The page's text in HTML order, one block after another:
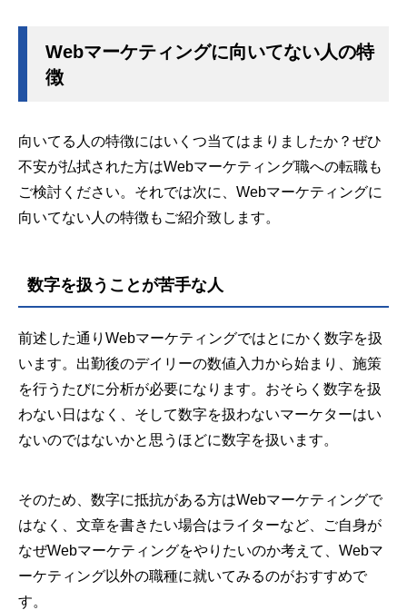
Webマーケティングに向いてない人の特
徴
向いてる人の特徴にはいくつ当てはまりましたか？ぜひ
不安が払拭された方はWebマーケティング職への転職も
ご検討ください。それでは次に、Webマーケティングに
向いてない人の特徴もご紹介致します。
数字を扱うことが苦手な人
前述した通りWebマーケティングではとにかく数字を扱
います。出勤後のデイリーの数値入力から始まり、施策
を行うたびに分析が必要になります。おそらく数字を扱
わない日はなく、そして数字を扱わないマーケターはい
ないのではないかと思うほどに数字を扱います。
そのため、数字に抵抗がある方はWebマーケティングで
はなく、文章を書きたい場合はライターなど、ご自身が
なぜWebマーケティングをやりたいのか考えて、Webマ
ーケティング以外の職種に就いてみるのがおすすめで
す。